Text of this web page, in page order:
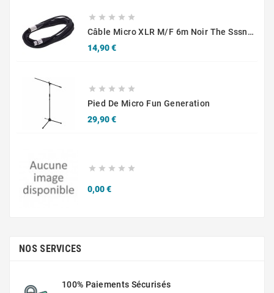
    
Câble Micro XLR M/F 6m Noir The Sssnake SM6BK
14,90 €Prix
    
Pied De Micro Fun Generation
29,90 €Prix
    
0,00 €Prix
NOS SERVICES
100% Paiements Sécurisés